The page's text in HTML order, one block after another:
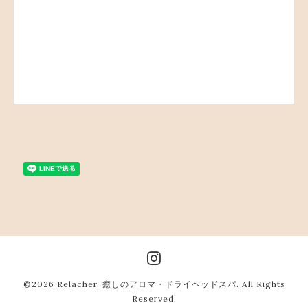
©2026 Relacher. 癒しのアロマ・ドライヘッドスパ. All Rights
Reserved.